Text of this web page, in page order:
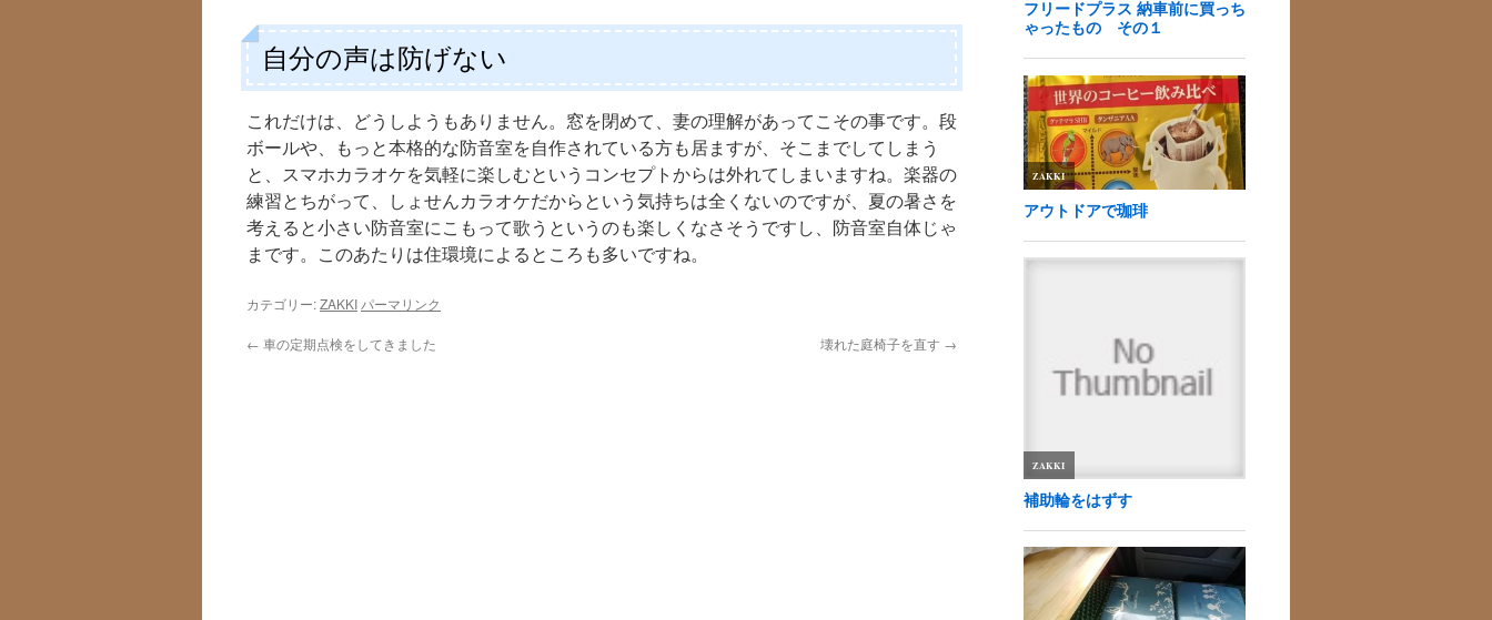
自分の声は防げない
これだけは、どうしようもありません。窓を閉めて、妻の理解があってこその事です。段
ボールや、もっと本格的な防音室を自作されている方も居ますが、そこまでしてしまう
と、スマホカラオケを気軽に楽しむというコンセプトからは外れてしまいますね。楽器の
練習とちがって、しょせんカラオケだからという気持ちは全くないのですが、夏の暑さを
考えると小さい防音室にこもって歌うというのも楽しくなさそうですし、防音室自体じゃ
まです。このあたりは住環境によるところも多いですね。
カテゴリー:ZAKKI パーマリンク
← 車の定期点検をしてきました 壊れた庭椅子を直す →